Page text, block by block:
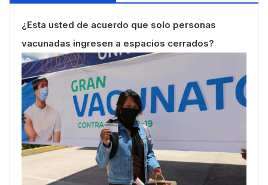
¿Esta usted de acuerdo que solo personas
vacunadas ingresen a espacios cerrados?